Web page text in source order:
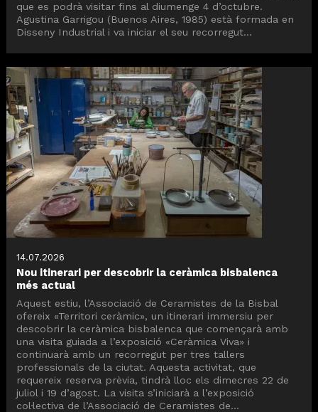
que es podrà visitar fins al diumenge 4 d’octubre.
Agustina Garrigou (Buenos Aires, 1985) està formada en
Disseny Industrial i va iniciar el seu recorregut...
14.07.2026
Nou itinerari per descobrir la ceràmica bisbalenca
més actual
Aquest estiu, l’Associació de Ceramistes de la Bisbal
ofereix «Territori ceràmic», un itinerari immersiu per
descobrir la ceràmica bisbalenca que començarà amb
una visita guiada a l’exposició «Ceràmica Viva» i
continuarà amb un recorregut per tres tallers
professionals de la ciutat. Aquesta activitat, que
requereix reserva prèvia, tindrà lloc els dimecres 22 de
juliol i 19 d’agost. La visita s’iniciarà a l’exposició
col·lectiva de l’Associació de Ceramistes de...